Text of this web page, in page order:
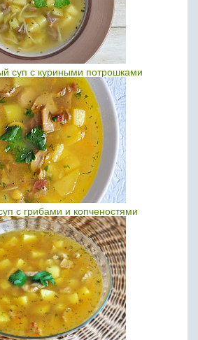
суп с куриными потрошками
с грибами и копченостями